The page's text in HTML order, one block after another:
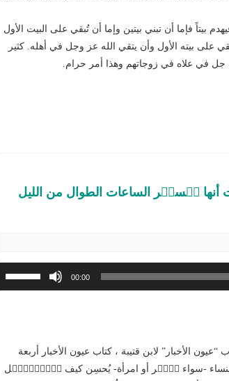
بيتاً فإما أن تبني بيتين وإما أن تُبقي على البيت الأول
على بيته الأول وأن يتقي الله عز وجل في أهله. كثير
جل في علاه في زوجاتهم وهذا أمر حرام.
أنها تٙسهٙر الساعات الطوال من الليل
00:00
أو
الأخبار” لابن قتيبة ، كتاب عيون الأخبار أربعة
النساء -سواء ذٙكٙر أو امرأة- يُحسِن كيف تٙتٙبٙعّٙل